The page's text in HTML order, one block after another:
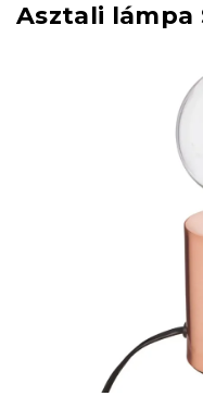
Asztali lámpa